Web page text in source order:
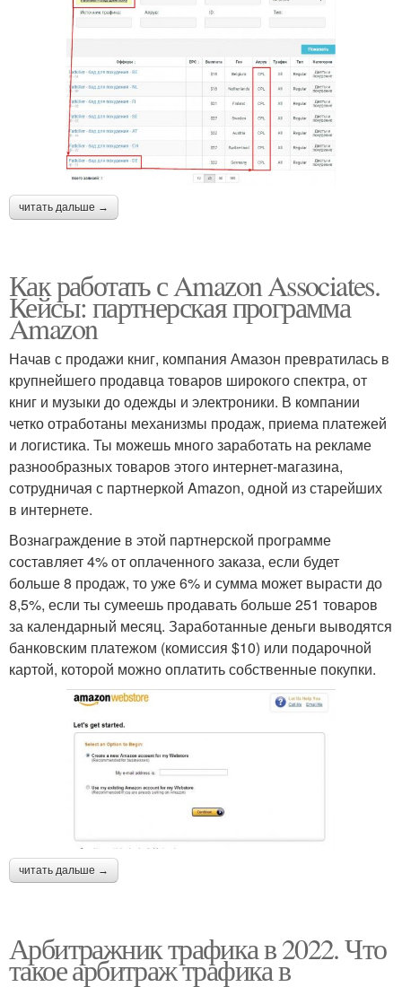
читать дальше →
Как работать с Amazon Associates.
Кейсы: партнерская программа
Amazon
Начав с продажи книг, компания Амазон превратилась в
крупнейшего продавца товаров широкого спектра, от
книг и музыки до одежды и электроники. В компании
четко отработаны механизмы продаж, приема платежей
и логистика. Ты можешь много заработать на рекламе
разнообразных товаров этого интернет-магазина,
сотрудничая с партнеркой Amazon, одной из старейших
в интернете.
Вознаграждение в этой партнерской программе
составляет 4% от оплаченного заказа, если будет
больше 8 продаж, то уже 6% и сумма может вырасти до
8,5%, если ты сумеешь продавать больше 251 товаров
за календарный месяц. Заработанные деньги выводятся
банковским платежом (комиссия $10) или подарочной
картой, которой можно оплатить собственные покупки.
читать дальше →
Арбитражник трафика в 2022. Что
такое арбитраж трафика в